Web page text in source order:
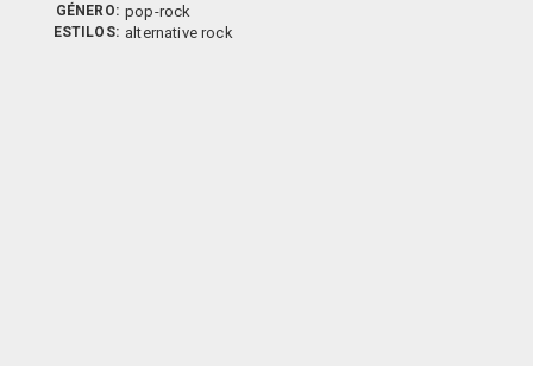
GÉNERO: pop-rock
ESTILOS: alternative rock